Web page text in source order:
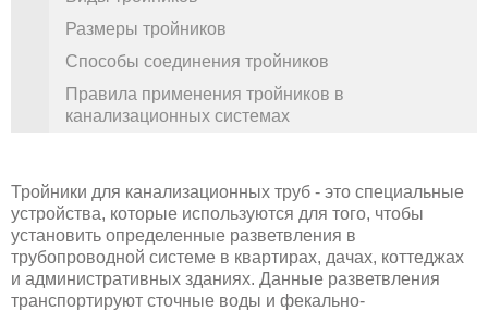
Размеры тройников
Способы соединения тройников
Правила применения тройников в
канализационных системах
Тройники для канализационных труб - это специальные
устройства, которые используются для того, чтобы
установить определенные разветвления в
трубопроводной системе в квартирах, дачах, коттеджах
и административных зданиях. Данные разветвления
транспортируют сточные воды и фекально-